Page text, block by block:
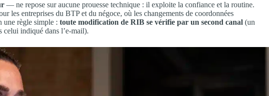
— ne repose sur aucune prouesse technique : il exploite la confiance et la routine.
les entreprises du BTP et du négoce, où les changements de coordonnées
une règle simple : toute modification de RIB se vérifie par un second canal (un
celui indiqué dans l’e-mail).